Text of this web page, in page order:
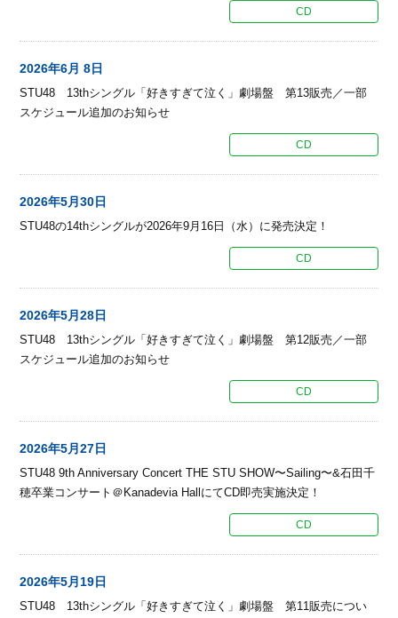
CD
2026年6月 8日
STU48 13thシングル「好きすぎて泣く」劇場盤 第13販売／一部
スケジュール追加のお知らせ
CD
2026年5月30日
STU48の14thシングルが2026年9月16日（水）に発売決定！
CD
2026年5月28日
STU48 13thシングル「好きすぎて泣く」劇場盤 第12販売／一部
スケジュール追加のお知らせ
CD
2026年5月27日
STU48 9th Anniversary Concert THE STU SHOW〜Sailing〜&石田千
穂卒業コンサート＠Kanadevia HallにてCD即売実施決定！
CD
2026年5月19日
STU48 13thシングル「好きすぎて泣く」劇場盤 第11販売につい